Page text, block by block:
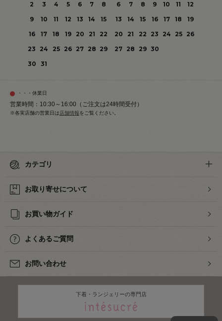
2
3 4 5 6 7
8
9
10 11 12 13 14
15
16
17 18 19 20 21
22
23
24 25 26 27 28 29
30
31
6
7 8 9 10 11
12
13
14 15 16 17 18
19
20
21 22 23 24 25
26
27 28 29 30
・・・休業日
営業時間：10:30～16:00（ご注文は24時間受付）
※各実店舗の営業日は 店舗情報をご覧ください。
カテゴリ
お取り寄せについて
お買い物ガイド
よくあるご質問
お問い合わせ
下着・ランジェリーの専門店